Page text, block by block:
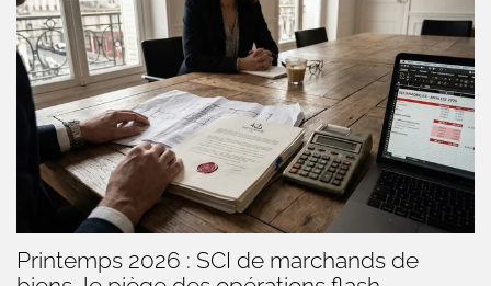
Printemps 2026 : SCI de marchands de